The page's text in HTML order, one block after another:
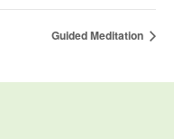
Guided Meditation